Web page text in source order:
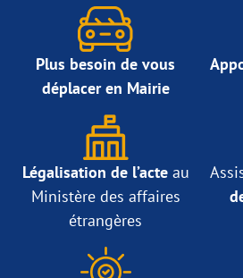
Plus besoin de vous
déplacer en Mairie
Légalisation de l’acteau
Ministère des affaires
étrangères